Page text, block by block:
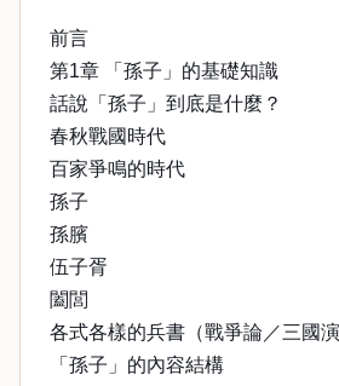
前言
第1章 「孫子」的基礎知識
話說「孫子」到底是什麼？
春秋戰國時代
百家爭鳴的時代
孫子
孫臏
伍子胥
闔閭
各式各樣的兵書（戰爭論／三國演
「孫子」的內容結構